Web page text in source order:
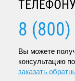
8 (800)
Вы можете
консультацию
заказать